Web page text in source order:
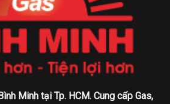
Minh tại Tp. HCM. Cung cấp Gas,